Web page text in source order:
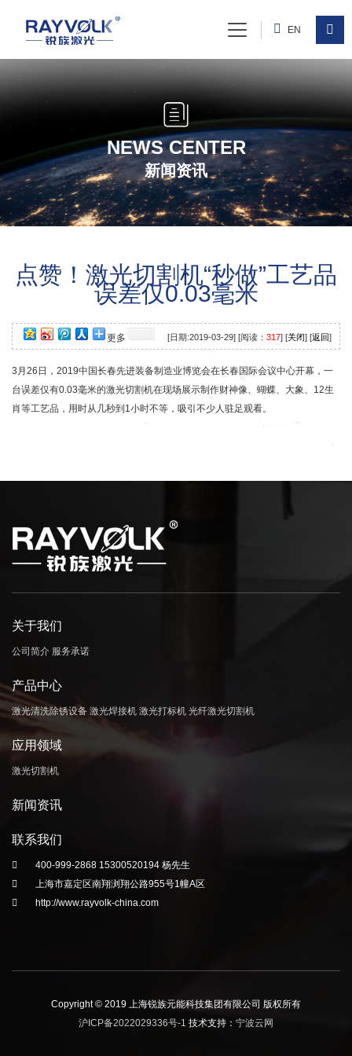
EN
NEWS CENTER
新闻资讯
点赞！激光切割机“秒做”工艺品
误差仅0.03毫米
更多 [日期:2019-03-29] [阅读： 317] [关闭] [返回]
3月26日，2019中国长春先进装备制造业博览会在长春国际会议中心开幕，一
台误差仅有0.03毫米的激光切割机在现场展示制作财神像、蝴蝶、大象、12生
肖等工艺品，用时从几秒到1小时不等，吸引不少人驻足观看。
关于我们
公司简介 服务承诺
产品中心
激光清洗除锈设备 激光焊接机 激光打标机 光纤激光切割机
应用领域
激光切割机
新闻资讯
联系我们
400-999-2868 15300520194 杨先生
上海市嘉定区南翔浏翔公路955号1幢A区
http://www.rayvolk-china.com
Copyright © 2019 上海锐族元能科技集团有限公司 版权所有
沪ICP备2022029336号-1 技术支持： 宁波云网